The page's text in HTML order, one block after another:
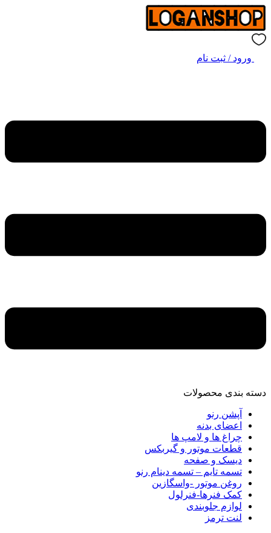
ورود / ثبت نام
دسته‌ بندی محصولات
آپشن رنو
اعضای بدنه
چراغ ها و لامپ ها
قطعات موتور و گیربکس
دیسک و صفحه
تسمه تایم – تسمه دینام رنو
روغن موتور -واسگازین
کمک فنرها-فنرلول
لوازم جلوبندی
لنت ترمز